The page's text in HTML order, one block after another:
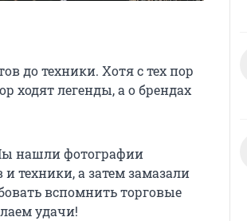
до техники. Хотя с тех пор
ходят легенды, а о брендах
нашли фотографии
и техники, а затем замазали
вспомнить торговые
удачи!